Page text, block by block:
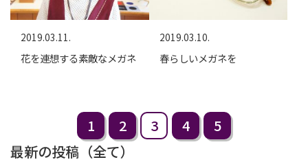
2019.03.11.
花を連想する素敵なメガネ
2019.03.10.
春らしいメガネを
1 2 3 4
5
最新の投稿（全て）